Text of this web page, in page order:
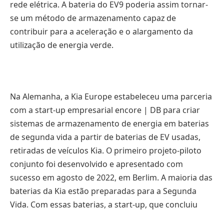
rede elétrica. A bateria do EV9 poderia assim tornar-
se um método de armazenamento capaz de
contribuir para a aceleração e o alargamento da
utilização de energia verde.
Na Alemanha, a Kia Europe estabeleceu uma parceria
com a start-up empresarial encore | DB para criar
sistemas de armazenamento de energia em baterias
de segunda vida a partir de baterias de EV usadas,
retiradas de veículos Kia. O primeiro projeto-piloto
conjunto foi desenvolvido e apresentado com
sucesso em agosto de 2022, em Berlim. A maioria das
baterias da Kia estão preparadas para a Segunda
Vida. Com essas baterias, a start-up, que concluiu